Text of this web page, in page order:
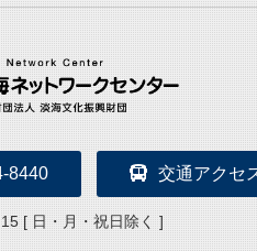
8440 交通アクセ
[ 日・月・祝日除く ]